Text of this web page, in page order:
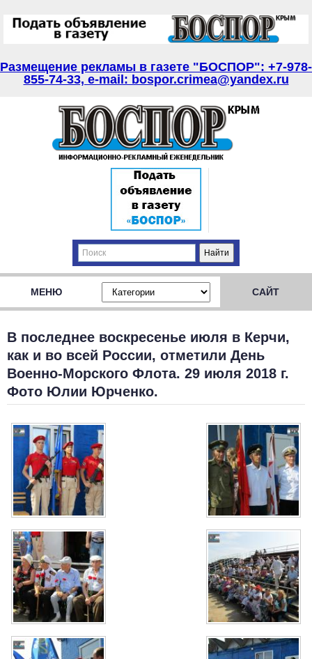
Размещение рекламы в газете "БОСПОР": +7-978-
855-74-33, e-mail: bospor.crimea@yandex.ru
МЕНЮ САЙТ
В последнее воскресенье июля в Керчи,
как и во всей России, отметили День
Военно-Морского Флота. 29 июля 2018 г.
Фото Юлии Юрченко.